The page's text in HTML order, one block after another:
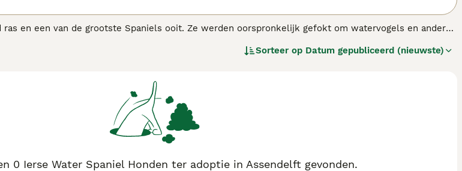
ras en een van de grootste Spaniels ooit. Ze werden oorspronkelijk gefokt om watervogels en ander
hebben ze niet bij de snuit, de voorkant van de hals, en het grootste deel van de staart, wat bijdraagt
voor informatie over dit hondenras.
Sorteer op Datum gepubliceerd (nieuwste)
0 Ierse Water Spaniel Honden ter adoptie in Assendelft gevonden.